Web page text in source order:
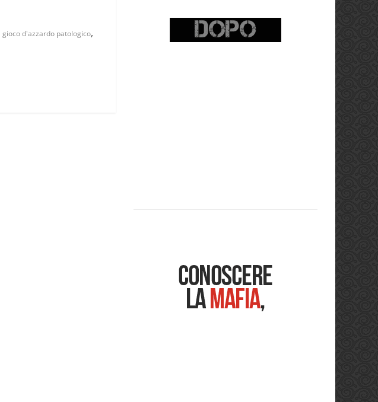
gioco d'azzardo patologico,